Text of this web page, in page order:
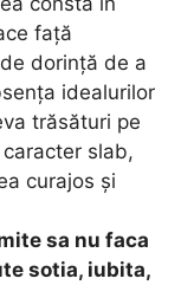
față
dorință de a
idealurilor
trăsături pe
slab,
curajos și
sa nu faca
sotia, iubita,